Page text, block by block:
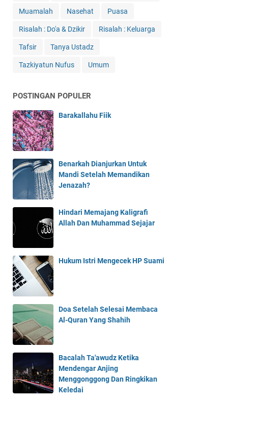
Muamalah Nasehat Puasa
Risalah : Do'a & Dzikir Risalah : Keluarga
Tafsir Tanya Ustadz
Tazkiyatun Nufus Umum
POSTINGAN POPULER
Barakallahu Fiik
Benarkah Dianjurkan Untuk
Mandi Setelah Memandikan
Jenazah?
Hindari Memajang Kaligrafi
Allah Dan Muhammad Sejajar
Hukum Istri Mengecek HP Suami
Doa Setelah Selesai Membaca
Al-Quran Yang Shahih
Bacalah Ta'awudz Ketika
Mendengar Anjing
Menggonggong Dan Ringkikan
Keledai